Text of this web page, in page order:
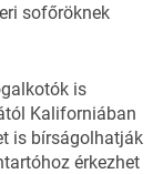
sofőröknek
is
Kaliforniában
is bírságolhatják
érkezhet